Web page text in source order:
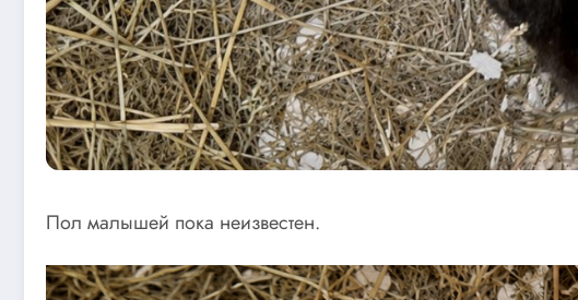
Пол малышей пока неизвестен.